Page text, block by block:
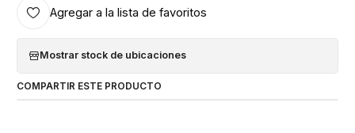
Agregar a la lista de favoritos
Mostrar stock de ubicaciones
COMPARTIR ESTE PRODUCTO